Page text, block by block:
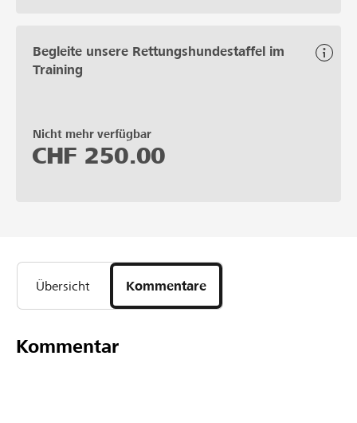
Begleite unsere Rettungshundestaffel im
Training
Nicht mehr verfügbar
CHF 250.00
Übersicht Kommentare
Kommentar